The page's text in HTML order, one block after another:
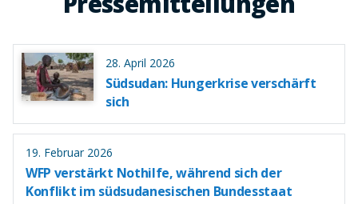
28. April 2026
Südsudan: Hungerkrise verschärft
sich
19. Februar 2026
WFP verstärkt Nothilfe, während sich der
Konflikt im südsudanesischen Bundesstaat